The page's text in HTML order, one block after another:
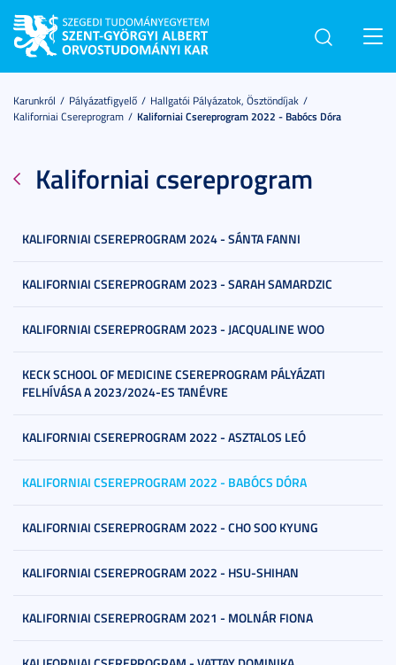
Karunkról Pályázatfigyelő
Hallgatói Pályázatok, Ösztöndíjak
Kaliforniai Csereprogram
Kaliforniai Csereprogram 2022 - Babócs Dóra
Kaliforniai csereprogram
KALIFORNIAI CSEREPROGRAM 2024 - SÁNTA FANNI
KALIFORNIAI CSEREPROGRAM 2023 - SARAH SAMARDZIC
KALIFORNIAI CSEREPROGRAM 2023 - JACQUALINE WOO
KECK SCHOOL OF MEDICINE CSEREPROGRAM PÁLYÁZATI
FELHÍVÁSA A 2023/2024-ES TANÉVRE
KALIFORNIAI CSEREPROGRAM 2022 - ASZTALOS LEÓ
KALIFORNIAI CSEREPROGRAM 2022 - BABÓCS DÓRA
KALIFORNIAI CSEREPROGRAM 2022 - CHO SOO KYUNG
KALIFORNIAI CSEREPROGRAM 2022 - HSU-SHIHAN
KALIFORNIAI CSEREPROGRAM 2021 - MOLNÁR FIONA